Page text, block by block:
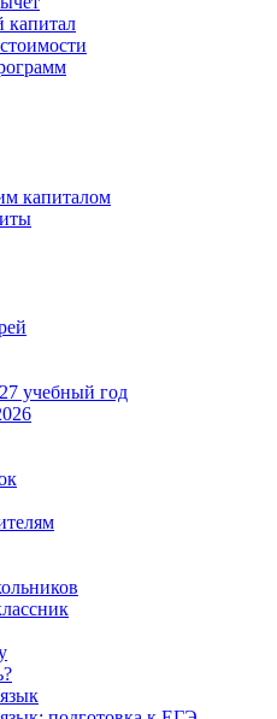
капитал
капиталом
учебный год